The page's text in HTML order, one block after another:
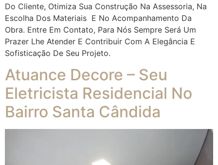
Do Cliente, Otimiza Sua Construção Na Assessoria, Na
Escolha Dos Materiais E No Acompanhamento Da
Obra. Entre Em Contato, Para Nós Sempre Será Um
Prazer Lhe Atender E Contribuir Com A Elegância E
Sofisticação De Seu Projeto.
Atuance Decore – Seu
Eletricista Residencial No
Bairro Santa Cândida